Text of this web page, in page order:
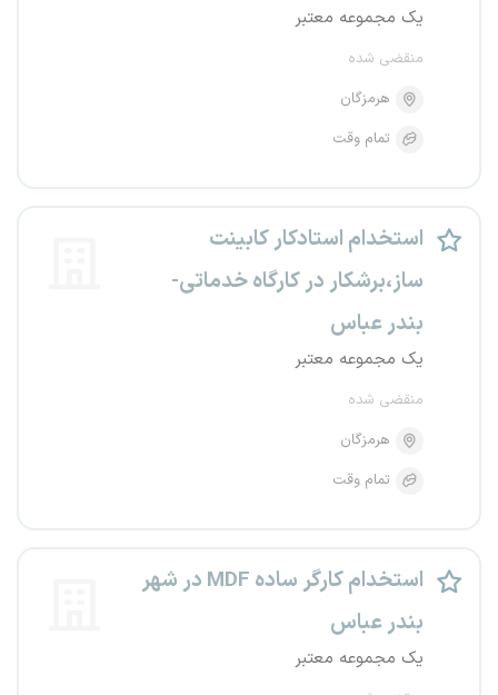
یک مجموعه معتبر
منقضی شده
هرمزگان
تمام وقت
استخدام استادکار کابینت
ساز،برشکار در کارگاه خدماتی-
بندر عباس
یک مجموعه معتبر
منقضی شده
هرمزگان
تمام وقت
استخدام کارگر ساده MDF در شهر
بندر عباس
یک مجموعه معتبر